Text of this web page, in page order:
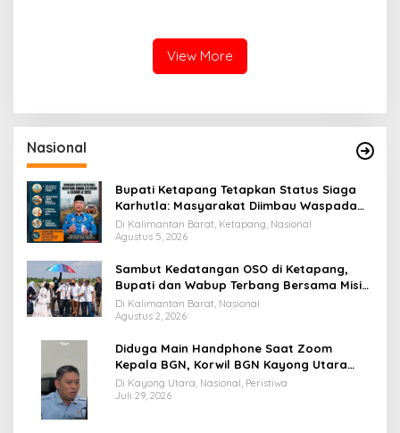
View More
Nasional
Bupati Ketapang Tetapkan Status Siaga
Karhutla: Masyarakat Diimbau Waspada
Cuaca Ekstrem
Di Kalimantan Barat, Ketapang, Nasional
Agustus 5, 2026
Sambut Kedatangan OSO di Ketapang,
Bupati dan Wabup Terbang Bersama Misi
Keberkahan MTQ XXXIV di Kayong Utara
Di Kalimantan Barat, Nasional
Agustus 2, 2026
Diduga Main Handphone Saat Zoom
Kepala BGN, Korwil BGN Kayong Utara
Terancam Dimutasi ke Papua
Di Kayong Utara, Nasional, Peristiwa
Juli 29, 2026